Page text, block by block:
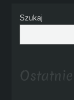
Szukaj
Ostatnie